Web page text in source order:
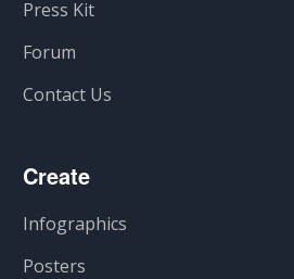
Press Kit
Forum
Contact Us
Create
Infographics
Posters